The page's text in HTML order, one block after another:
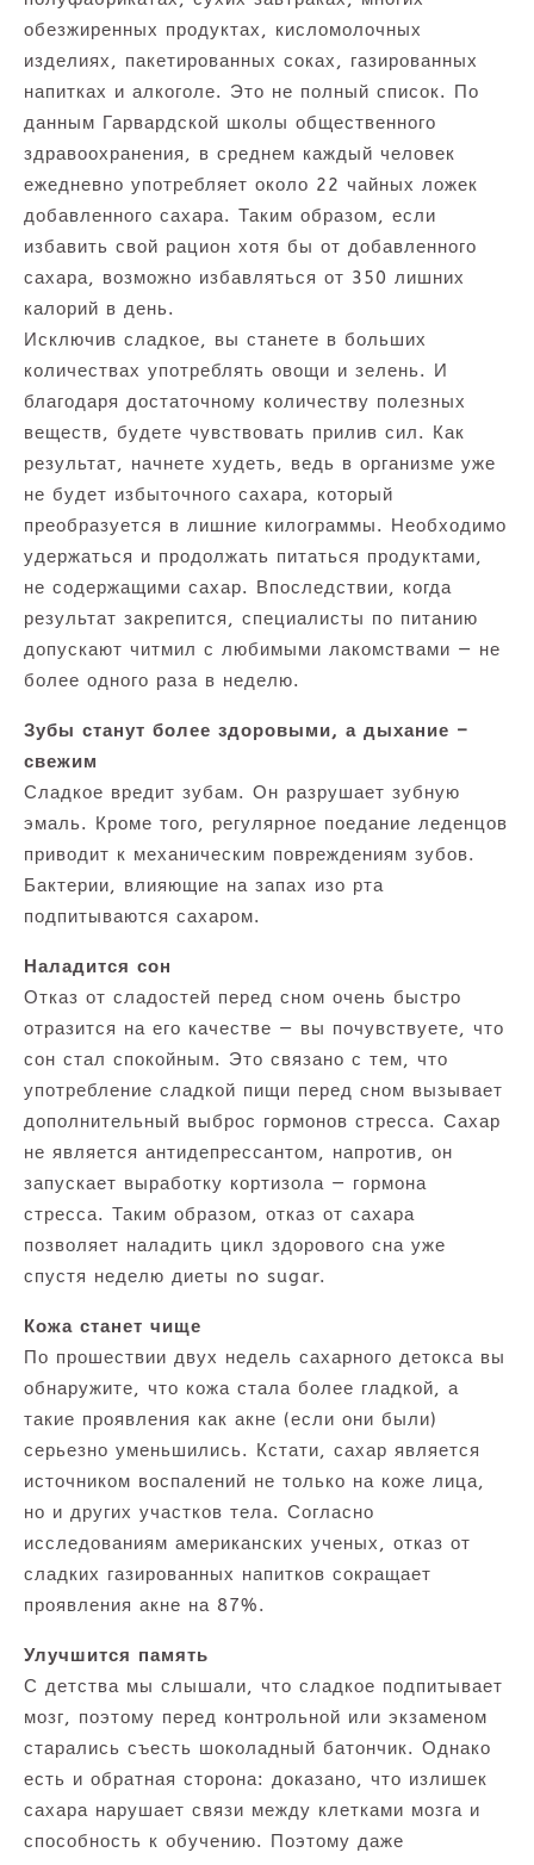
обезжиренных продуктах, кисломолочных
изделиях, пакетированных соках, газированных
напитках и алкоголе. Это не полный список. По
данным Гарвардской школы общественного
здравоохранения, в среднем каждый человек
ежедневно употребляет около 22 чайных ложек
добавленного сахара. Таким образом, если
избавить свой рацион хотя бы от добавленного
сахара, возможно избавляться от 350 лишних
калорий в день.
Исключив сладкое, вы станете в больших
количествах употреблять овощи и зелень. И
благодаря достаточному количеству полезных
веществ, будете чувствовать прилив сил. Как
результат, начнете худеть, ведь в организме уже
не будет избыточного сахара, который
преобразуется в лишние килограммы. Необходимо
удержаться и продолжать питаться продуктами,
не содержащими сахар. Впоследствии, когда
результат закрепится, специалисты по питанию
допускают читмил с любимыми лакомствами — не
более одного раза в неделю.
Зубы станут более здоровыми, а дыхание –
свежим
Сладкое вредит зубам. Он разрушает зубную
эмаль. Кроме того, регулярное поедание леденцов
приводит к механическим повреждениям зубов.
Бактерии, влияющие на запах изо рта
подпитываются сахаром.
Наладится сон
Отказ от сладостей перед сном очень быстро
отразится на его качестве — вы почувствуете, что
сон стал спокойным. Это связано с тем, что
употребление сладкой пищи перед сном вызывает
дополнительный выброс гормонов стресса. Сахар
не является антидепрессантом, напротив, он
запускает выработку кортизола — гормона
стресса. Таким образом, отказ от сахара
позволяет наладить цикл здорового сна уже
спустя неделю диеты no sugar.
Кожа станет чище
По прошествии двух недель сахарного детокса вы
обнаружите, что кожа стала более гладкой, а
такие проявления как акне (если они были)
серьезно уменьшились. Кстати, сахар является
источником воспалений не только на коже лица,
но и других участков тела. Согласно
исследованиям американских ученых, отказ от
сладких газированных напитков сокращает
проявления акне на 87%.
Улучшится память
С детства мы слышали, что сладкое подпитывает
мозг, поэтому перед контрольной или экзаменом
старались съесть шоколадный батончик. Однако
есть и обратная сторона: доказано, что излишек
сахара нарушает связи между клетками мозга и
способность к обучению. Поэтому даже